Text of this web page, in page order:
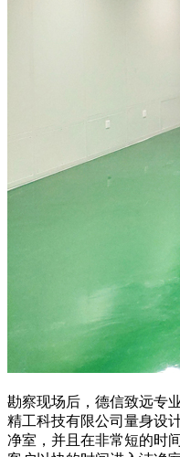
勘察现场后，德信致远专
精工科技有限公司量身设
净室，并且在非常短的时